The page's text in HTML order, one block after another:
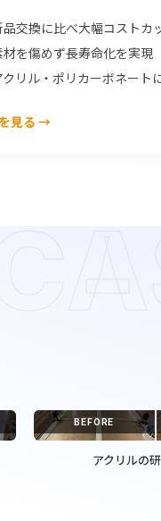
品交換に比べ大幅コストカ
材を傷めず長寿命化を実現
クリル・ポリカーボネート
見る →
BEFORE
アクリルの